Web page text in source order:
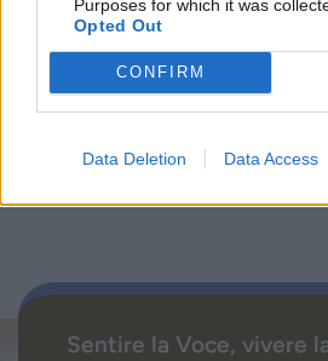
Purposes for which it was
Opted Out
CONFIRM
Data Deletion Data Access
Procedendo accetti la privacy policy
Sentire la Voce, vivere